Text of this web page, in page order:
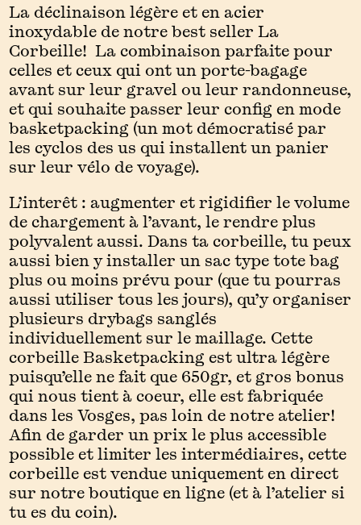
La déclinaison légère et en acier
inoxydable de notre best seller La
Corbeille! La combinaison parfaite pour
celles et ceux qui ont un porte-bagage
avant sur leur gravel ou leur randonneuse,
et qui souhaite passer leur config en mode
basketpacking (un mot démocratisé par
les cyclos des us qui installent un panier
sur leur vélo de voyage).
L’interêt : augmenter et rigidifier le volume
de chargement à l’avant, le rendre plus
polyvalent aussi. Dans ta corbeille, tu peux
aussi bien y installer un sac type tote bag
plus ou moins prévu pour (que tu pourras
aussi utiliser tous les jours), qu’y organiser
plusieurs drybags sanglés
individuellement sur le maillage. Cette
corbeille Basketpacking est ultra légère
puisqu’elle ne fait que 650gr, et gros bonus
qui nous tient à coeur, elle est fabriquée
dans les Vosges, pas loin de notre atelier!
Afin de garder un prix le plus accessible
possible et limiter les intermédiaires, cette
corbeille est vendue uniquement en direct
sur notre boutique en ligne (et à l’atelier si
tu es du coin).